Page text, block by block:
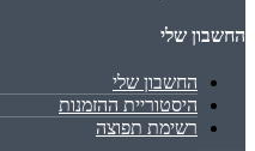
החשבון שלי
החשבון שלי
היסטוריית ההזמנות
רשימת תפוצה